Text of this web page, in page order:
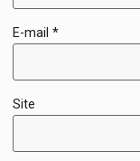
E-mail*
Site